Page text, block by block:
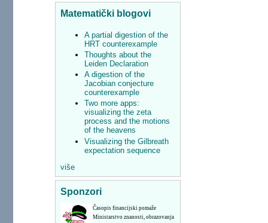
Matematički blogovi
A partial digestion of the
HRT counterexample
Thoughts about the
Leiden Declaration
A digestion of the
Jacobian conjecture
counterexample
Two more apps:
visualizing the zeta
process and the motions
of the heavens
Visualizing the Gilbreath
expectation sequence
više
Sponzori
Časopis financijski pomaže
Ministarstvo znanosti, obrazovanja